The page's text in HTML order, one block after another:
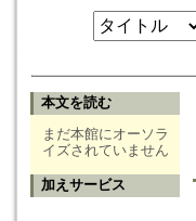
本文を読む
まだ本館にオーソラ
イズされていません
加えサービス